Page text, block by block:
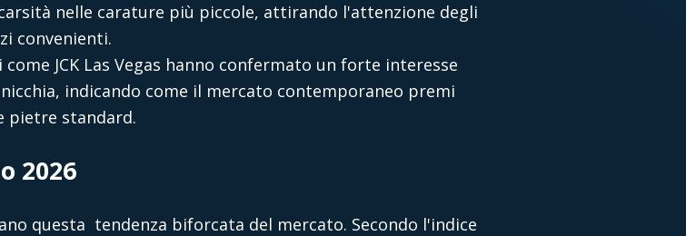
nelle carature più piccole, attirando l'attenzione degli
convenienti.
JCK Las Vegas hanno confermato un forte interesse
indicando come il mercato contemporaneo premi
pietre standard.
2026
questa tendenza biforcata del mercato. Secondo l'indice